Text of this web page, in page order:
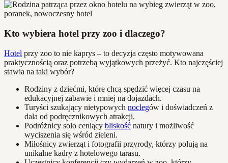
Kto wybiera hotel przy zoo i dlaczego?
Hotel przy zoo to nie kaprys – to decyzja często motywowana
praktycznością oraz potrzebą wyjątkowych przeżyć. Kto najczęściej
stawia na taki wybór?
Rodziny z dziećmi, które chcą spędzić więcej czasu na
edukacyjnej zabawie i mniej na dojazdach.
Turyści szukający nietypowych noclegów i doświadczeń z
dala od podręcznikowych atrakcji.
Podróżnicy solo ceniący bliskość natury i możliwość
wyciszenia się wśród zieleni.
Miłośnicy zwierząt i fotografii przyrody, którzy polują na
unikalne kadry z hotelowego tarasu.